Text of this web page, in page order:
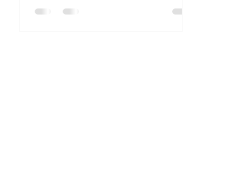
adaptée et environnement stable.